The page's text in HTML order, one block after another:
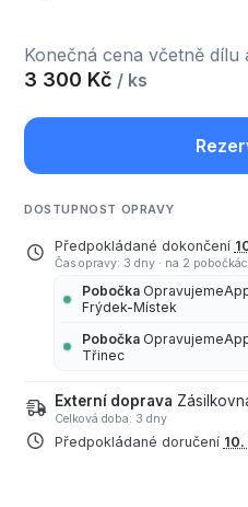
Konečná cena včetně dílu
3 300 Kč / ks
DOSTUPNOST OPRAVY
Předpokládané dokončení
Čas opravy: 3 dny · na 2
Pobočka
Frýdek-Místek
Pobočka
Třinec
Externí doprava
Celková doba: 3 dny
Předpokládané doručení